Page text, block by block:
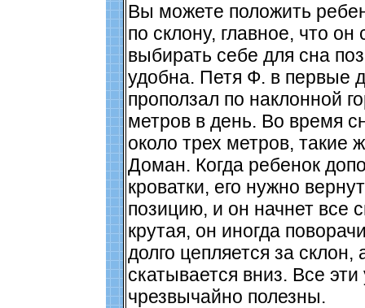
Вы можете положить
по склону, главное, что он
выбирать себе для сна
удобна. Петя Ф. в первые
проползал по наклонной
метров в день. Во время
около трех метров, такие
Доман. Когда ребенок
кроватки, его нужно
позицию, и он начнет все
крутая, он иногда
долго цепляется за склон,
скатывается вниз. Все эти
чрезвычайно полезны.